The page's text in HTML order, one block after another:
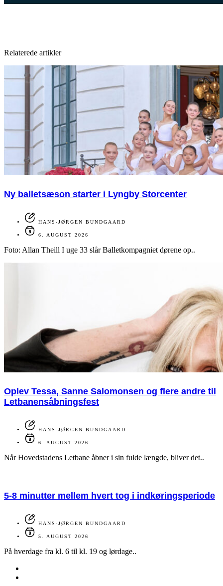
Relaterede artikler
Ny balletsæson starter i Lyngby Storcenter
HANS-JØRGEN BUNDGAARD
6. AUGUST 2026
Foto: Allan Theill I uge 33 slår Balletkompagniet dørene op..
Oplev Tessa, Sanne Salomonsen og flere andre til
Letbanensåbningsfest
HANS-JØRGEN BUNDGAARD
6. AUGUST 2026
Når Hovedstadens Letbane åbner i sin fulde længde, bliver det..
5-8 minutter mellem hvert tog i indkøringsperiode
HANS-JØRGEN BUNDGAARD
5. AUGUST 2026
På hverdage fra kl. 6 til kl. 19 og lørdage..